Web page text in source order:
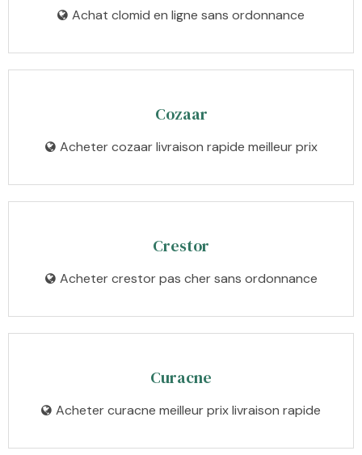
Achat clomid en ligne sans ordonnance
Cozaar
Acheter cozaar livraison rapide meilleur prix
Crestor
Acheter crestor pas cher sans ordonnance
Curacne
Acheter curacne meilleur prix livraison rapide